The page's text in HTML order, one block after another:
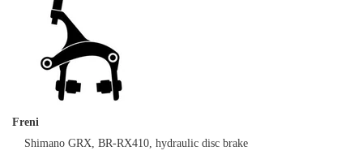
Freni
Shimano GRX, BR-RX410, hydraulic disc brake